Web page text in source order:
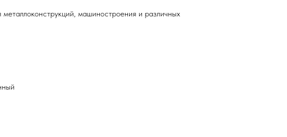
машиностроения и различных